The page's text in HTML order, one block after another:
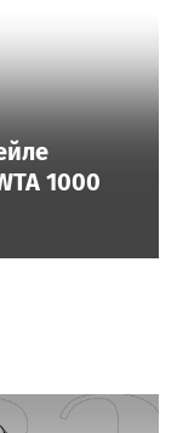
1000